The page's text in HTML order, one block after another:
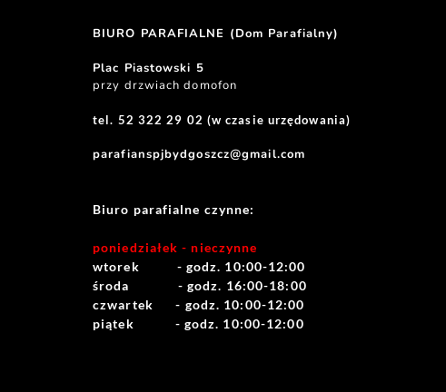
BIURO PARAFIALNE (Dom Parafialny)
Plac Piastowski 5
przy drzwiach domofon
tel. 52 322 29 02 (w czasie urzędowania)
parafianspjbydgoszcz@gmail.com
Biuro parafialne czynne:
poniedziałek - nieczynne
wtorek          - godz. 10:00-12:00
środa             - godz. 16:00-18:00
czwartek      - godz. 10:00-12:00
piątek           - godz. 10:00-12:00